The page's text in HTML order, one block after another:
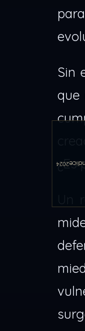
2024
Sin
que
¿Es